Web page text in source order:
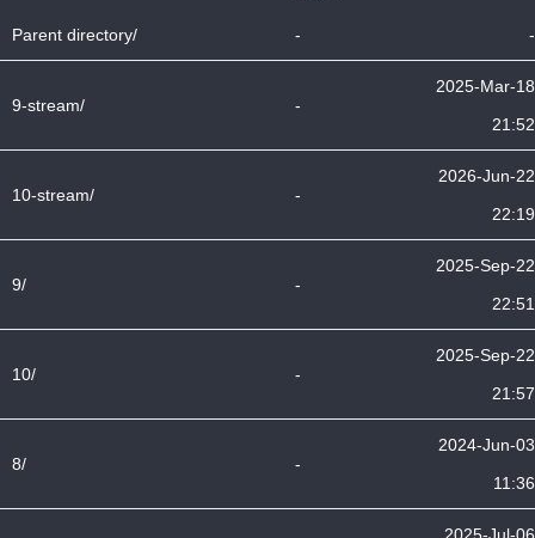
Parent directory/ - -
9-stream/ -
2025-Mar-18
21:52
10-stream/ -
2026-Jun-22
22:19
9/ -
2025-Sep-22
22:51
10/ -
2025-Sep-22
21:57
8/ -
2024-Jun-03
11:36